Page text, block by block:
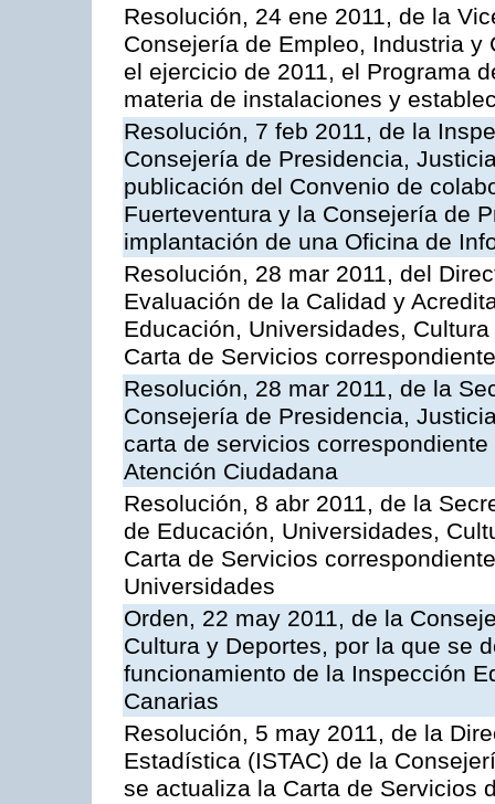
Resolución, 24 ene 2011, de la
Consejería de Empleo, Industria
el ejercicio de 2011, el Programa
materia de instalaciones y
Resolución, 7 feb 2011, de la
Consejería de Presidencia,
publicación del Convenio de
Fuerteventura y la Consejería de
implantación de una Oficina de
Resolución, 28 mar 2011, del
Evaluación de la Calidad y
Educación, Universidades,
Carta de Servicios
Resolución, 28 mar 2011, de la
Consejería de Presidencia,
carta de servicios
Atención Ciudadana
Resolución, 8 abr 2011, de la
de Educación, Universidades,
Carta de Servicios
Universidades
Orden, 22 may 2011, de la
Cultura y Deportes, por la que se
funcionamiento de la Inspección
Canarias
Resolución, 5 may 2011, de la
Estadística (ISTAC) de la
se actualiza la Carta de Servicios